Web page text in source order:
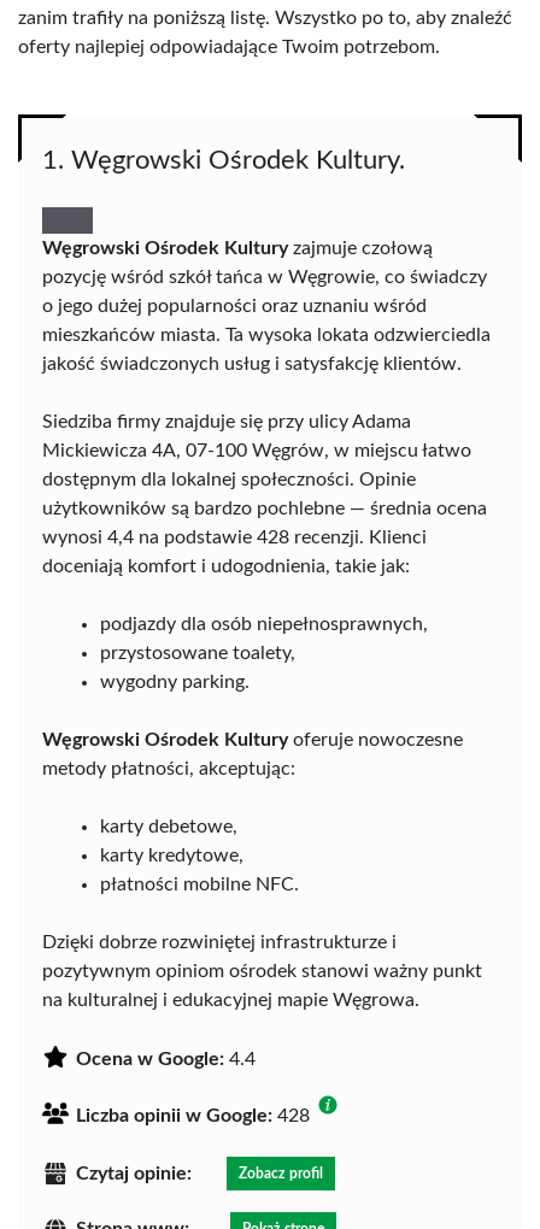
zanim trafiły na poniższą listę. Wszystko po to, aby znaleźć
oferty najlepiej odpowiadające Twoim potrzebom.
1. Węgrowski Ośrodek Kultury.
Węgrowski Ośrodek Kulturyzajmuje czołową
pozycję wśród szkół tańca w Węgrowie, co świadczy
o jego dużej popularności oraz uznaniu wśród
mieszkańców miasta. Ta wysoka lokata odzwierciedla
jakość świadczonych usług i satysfakcję klientów.
Siedziba firmy znajduje się przy ulicy Adama
Mickiewicza 4A, 07-100 Węgrów, w miejscu łatwo
dostępnym dla lokalnej społeczności. Opinie
użytkowników są bardzo pochlebne — średnia ocena
wynosi 4,4 na podstawie 428 recenzji. Klienci
doceniają komfort i udogodnienia, takie jak:
podjazdy dla osób niepełnosprawnych,
przystosowane toalety,
wygodny parking.
Węgrowski Ośrodek Kulturyoferuje nowoczesne
metody płatności, akceptując:
karty debetowe,
karty kredytowe,
płatności mobilne NFC.
Dzięki dobrze rozwiniętej infrastrukturze i
pozytywnym opiniom ośrodek stanowi ważny punkt
na kulturalnej i edukacyjnej mapie Węgrowa.
Ocena w Google: 4.4
Liczba opinii w Google: 428
Czytaj opinie: Zobacz profil